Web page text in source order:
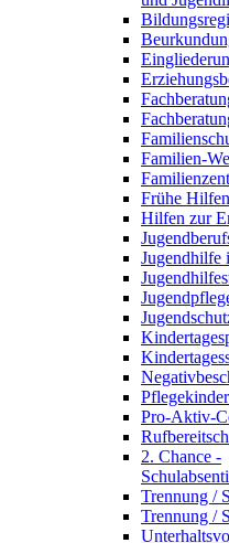
Familien-
Frühe Hilfen
Hilfen zur
Jugendhilfe
Pro-Aktiv-
2. Chance -
Trennung /
Trennung /